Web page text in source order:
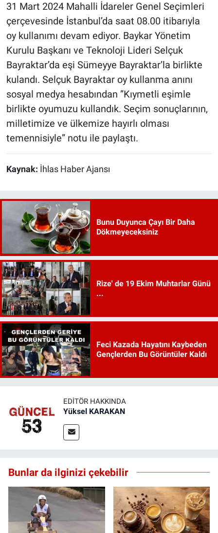
31 Mart 2024 Mahalli İdareler Genel Seçimleri
çerçevesinde İstanbul’da saat 08.00 itibarıyla
oy kullanımı devam ediyor. Baykar Yönetim
Kurulu Başkanı ve Teknoloji Lideri Selçuk
Bayraktar’da eşi Sümeyye Bayraktar’la birlikte
kulandı. Selçuk Bayraktar oy kullanma anını
sosyal medya hesabından ”Kıymetli eşimle
birlikte oyumuzu kullandık. Seçim sonuçlarının,
milletimize ve ülkemize hayırlı olması
temennisiyle” notu ile paylaştı.
Kaynak: İhlas Haber Ajansı
Bunu Duyunca Çayı Bir Daha
Dökmeyeceksiniz
Rize' de 19 Ekim Muhtarlar Günü
...
Feci Kazada Hayatını Kaybeden
Gençlerden Bu Görüntüler Kaldı
EDITÖR HAKKINDA
Yüksel KARAKAN
Bunlar da ilginizi çekebilir